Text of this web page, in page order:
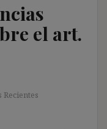
el art.